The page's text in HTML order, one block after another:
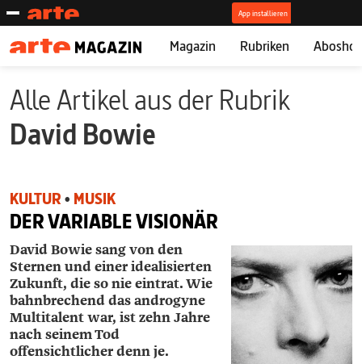
Magazin Rubriken
Alle Artikel aus der Rubrik
David Bowie
KULTUR • MUSIK
DER VARIABLE VISIONÄR
David Bowie sang von den
Sternen und einer idealisierten
Zukunft, die so nie eintrat. Wie
bahnbrechend das androgyne
Multitalent war, ist zehn Jahre
nach seinem Tod
offensichtlicher denn je.